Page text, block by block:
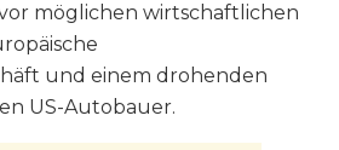
möglichen wirtschaftlichen
und einem drohenden
US-Autobauer.